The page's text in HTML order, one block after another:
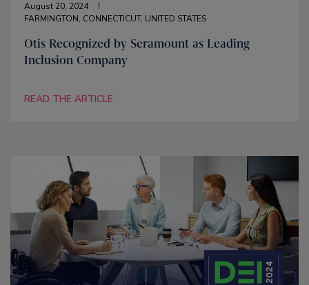
August 20, 2024
FARMINGTON, CONNECTICUT, UNITED STATES
Otis Recognized by Seramount as Leading
Inclusion Company
READ THE ARTICLE